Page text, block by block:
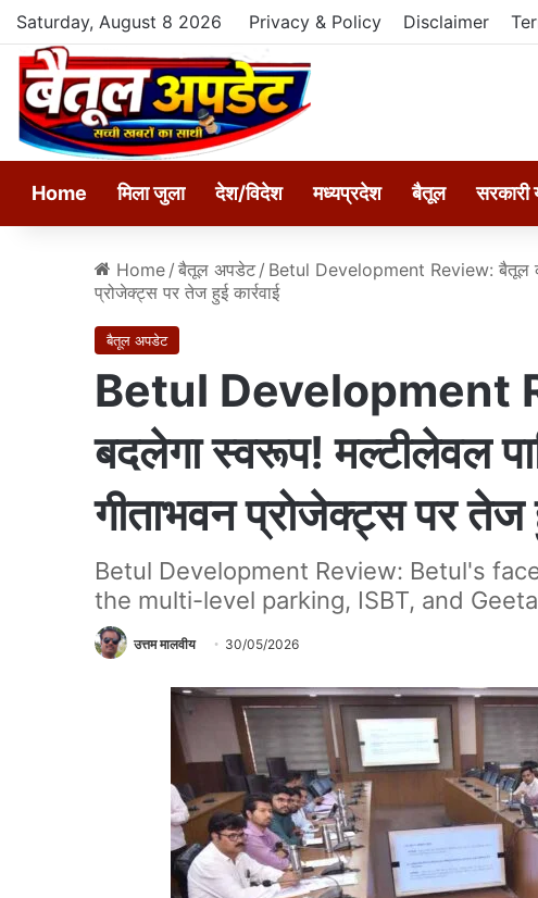
Saturday, August 8 2026 Privacy & Policy Disclaimer
Home मिला जुला देश/विदेश मध्यप्रदेश बैतूल सरकारी
Home / बैतूल अपडेट / Betul Development Review: बैतूल
प्रोजेक्ट्स पर तेज हुई कार्रवाई
बैतूल अपडेट
Betul Development
बदलेगा स्वरूप! मल्टीलेवल
गीताभवन प्रोजेक्ट्स पर तेज
Betul Development Review: Betul's
the multi-level parking, ISBT, and
उत्तम मालवीय 30/05/2026